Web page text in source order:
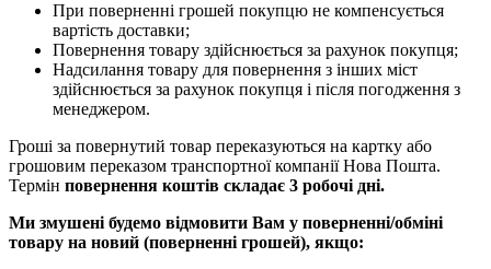
При поверненні грошей покупцю не компенсується
вартість доставки;
Повернення товару здійснюється за рахунок покупця;
Надсилання товару для повернення з інших міст
здійснюється за рахунок покупця і після погодження з
менеджером.
Гроші за повернутий товар переказуються на картку або
грошовим переказом транспортної компанії Нова Пошта.
Термін повернення коштів складає 3 робочі дні.
Ми змушені будемо відмовити Вам у поверненні/обміні
товару на новий (поверненні грошей), якщо: